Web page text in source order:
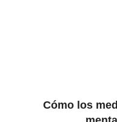
Cómo los